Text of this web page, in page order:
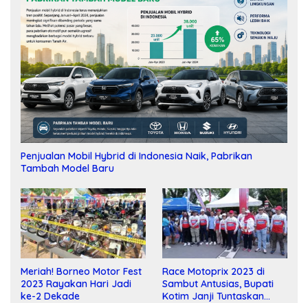
Penjualan Mobil Hybrid di Indonesia Naik, Pabrikan
Tambah Model Baru
Meriah! Borneo Motor Fest
2023 Rayakan Hari Jadi
ke-2 Dekade
Race Motoprix 2023 di
Sambut Antusias, Bupati
Kotim Janji Tuntaskan